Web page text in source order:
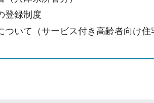
登録制度
いて（サービス付き高齢者向け